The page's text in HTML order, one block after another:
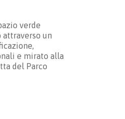
verde
un
e mirato alla
del Parco